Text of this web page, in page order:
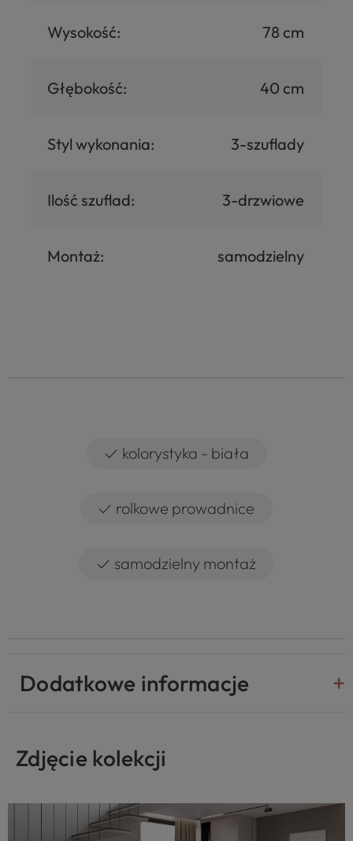
Wysokość: 78 cm
Głębokość: 40 cm
Styl wykonania: 3-szuflady
Ilość szuflad: 3-drzwiowe
Montaż: samodzielny
✓ kolorystyka - biała
✓ rolkowe prowadnice
✓ samodzielny montaż
Dodatkowe informacje
Zdjęcie kolekcji